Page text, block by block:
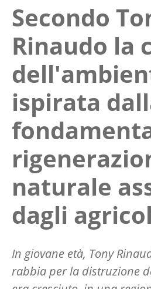
Secondo
Rinaudo la
ispirata
naturale
dagli
In giovane età, Tony
rabbia per la distruzione